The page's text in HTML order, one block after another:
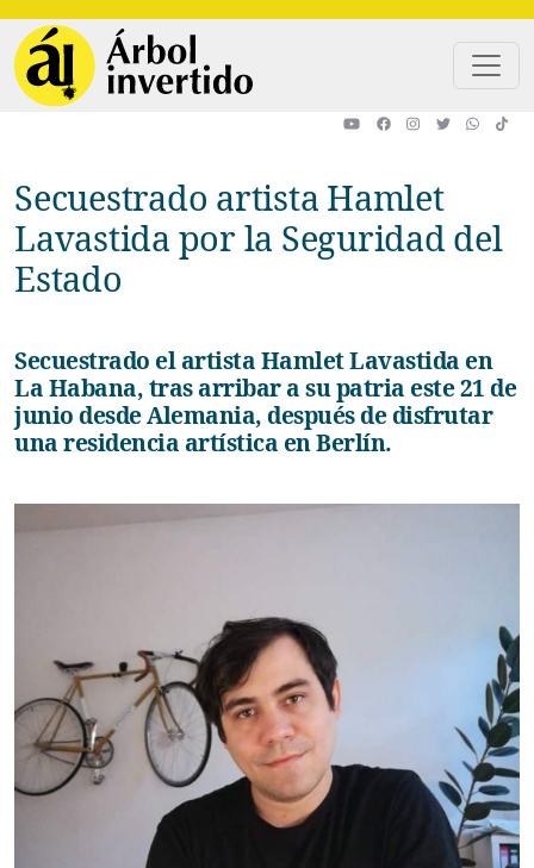
Secuestrado artista Hamlet
Lavastida por la Seguridad del
Estado
Secuestrado el artista Hamlet Lavastida en
La Habana, tras arribar a su patria este 21 de
junio desde Alemania, después de disfrutar
una residencia artística en Berlín.